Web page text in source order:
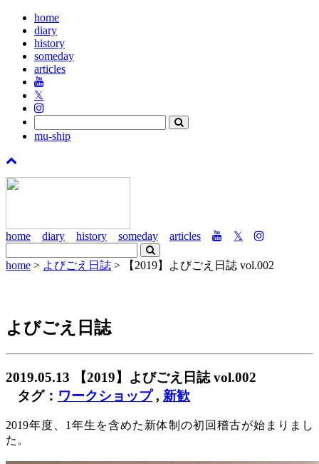
home
diary
history
someday
articles
𝕏
mu-ship
home diary history someday articles 𝕏
home > よびごえ日誌 > 【2019】よびごえ日誌 vol.002
よびごえ日誌
2019.05.13 【2019】よびごえ日誌 vol.002
タグ： ワークショップ, 新歓
2019年度、1年生を含めた新体制の初回稽古が始まりまし
た。